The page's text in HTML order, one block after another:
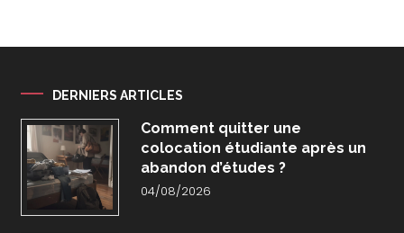
DERNIERS ARTICLES
Comment quitter une
colocation étudiante après un
abandon d’études ?
04/08/2026